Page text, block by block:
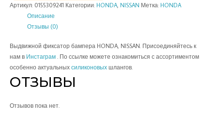
Артикул: 0155309241 Категории: HONDA, NISSAN Метка: HONDA
Описание
Отзывы (0)
Выдвижной фиксатор бампера HONDA, NISSAN. Присоединяйтесь к
нам в Инстаграм . По ссылке можете ознакомиться с ассортиментом
особенно актуальных силиконовых шлангов.
ОТЗЫВЫ
Отзывов пока нет.